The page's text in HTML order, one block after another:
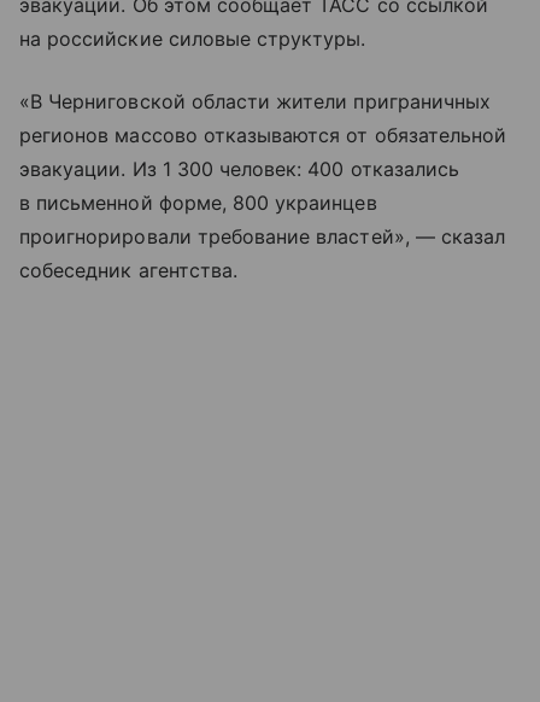
на российские силовые структуры.
«В Черниговской области жители приграничных
регионов массово отказываются от обязательной
эвакуации. Из 1 300 человек: 400 отказались
в письменной форме, 800 украинцев
проигнорировали требование властей», — сказал
собеседник агентства.